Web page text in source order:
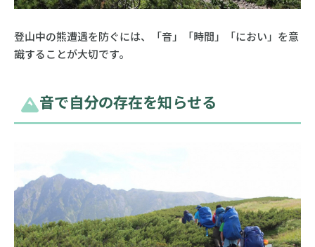
登山中の熊遭遇を防ぐには、「音」「時間」「におい」を意
識することが大切です。
音で自分の存在を知らせる